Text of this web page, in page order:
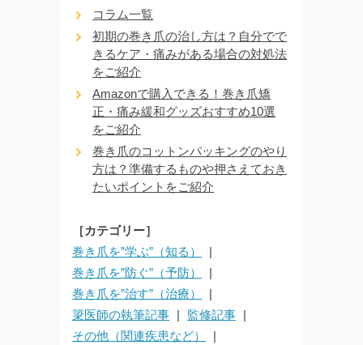
コラム一覧
初期の巻き爪の治し方は？自分でで
きるケア・痛みがある場合の対処法
をご紹介
Amazonで購入できる！巻き爪矯
正・痛み緩和グッズおすすめ10選
をご紹介
巻き爪のコットンパッキングのやり
方は？準備するものや押さえておき
たいポイントをご紹介
［カテゴリー］
巻き爪を”学ぶ”（知る）
巻き爪を”防ぐ”（予防）
巻き爪を”治す”（治療）
簗医師の執筆記事
監修記事
その他（関連疾患など）